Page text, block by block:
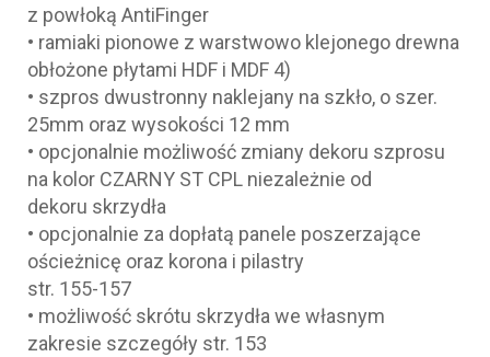
z powłoką AntiFinger
• ramiaki pionowe z warstwowo klejonego drewna
obłożone płytami HDF i MDF 4)
• szpros dwustronny naklejany na szkło, o szer.
25mm oraz wysokości 12 mm
• opcjonalnie możliwość zmiany dekoru szprosu
na kolor CZARNY ST CPL niezależnie od
dekoru skrzydła
• opcjonalnie za dopłatą panele poszerzające
ościeżnicę oraz korona i pilastry
str. 155-157
• możliwość skrótu skrzydła we własnym
zakresie szczegóły str. 153